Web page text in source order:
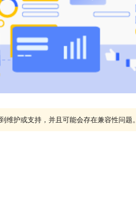
护或支持，并且可能会存在兼容性问题。